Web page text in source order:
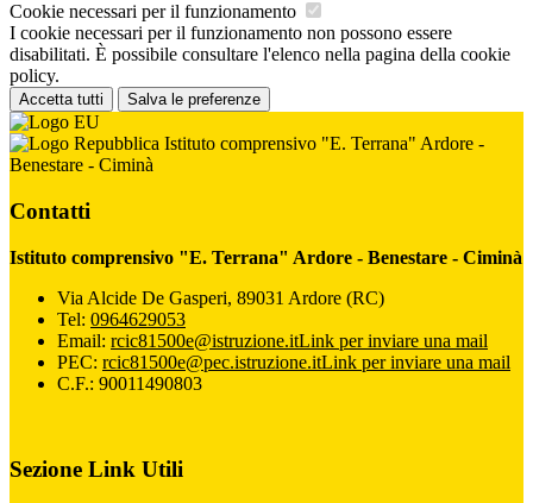
Cookie necessari per il funzionamento
I cookie necessari per il funzionamento non possono essere
disabilitati. È possibile consultare l'elenco nella pagina della cookie
policy.
Accetta tutti Salva le preferenze
Istituto comprensivo "E. Terrana" Ardore -
Benestare - Ciminà
Contatti
Istituto comprensivo "E. Terrana" Ardore - Benestare - Ciminà
Via Alcide De Gasperi, 89031 Ardore (RC)
Tel: 0964629053
Email: rcic81500e@istruzione.itLink per inviare una mail
PEC: rcic81500e@pec.istruzione.itLink per inviare una mail
C.F.: 90011490803
Sezione Link Utili